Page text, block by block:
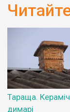
Тараща.
димарі